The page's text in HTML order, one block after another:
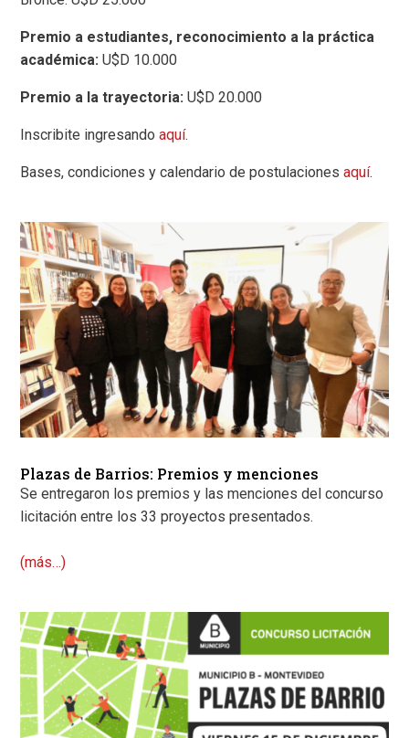
Premio a estudiantes, reconocimiento a la práctica
académica: U$D 10.000
Premio a la trayectoria: U$D 20.000
Inscribite ingresandoaquí.
Bases, condiciones y calendario de postulacionesaquí.
Plazas de Barrios: Premios y menciones
Se entregaron los premios y las menciones del concurso
licitación entre los 33 proyectos presentados.
(más…)